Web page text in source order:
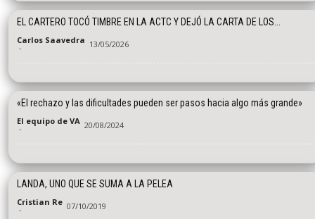
EL CARTERO TOCÓ TIMBRE EN LA ACTC Y DEJÓ LA CARTA DE LOS...
Carlos Saavedra
- 13/05/2026
«El rechazo y las dificultades pueden ser pasos hacia algo más grande»
El equipo de VA
- 20/08/2024
LANDA, UNO QUE SE SUMA A LA PELEA
Cristian Re
- 07/10/2019